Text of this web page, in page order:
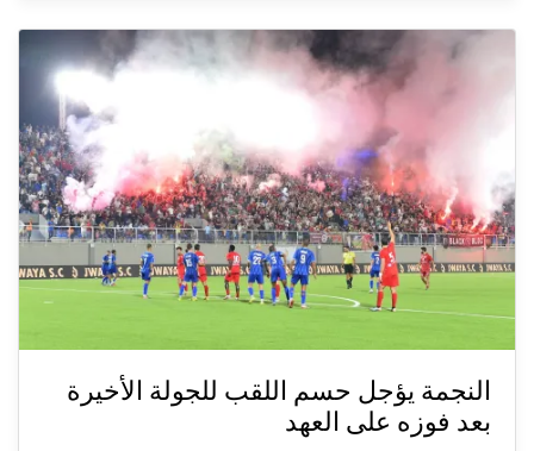
النجمة يؤجل حسم اللقب للجولة الأخيرة
بعد فوزه على العهد